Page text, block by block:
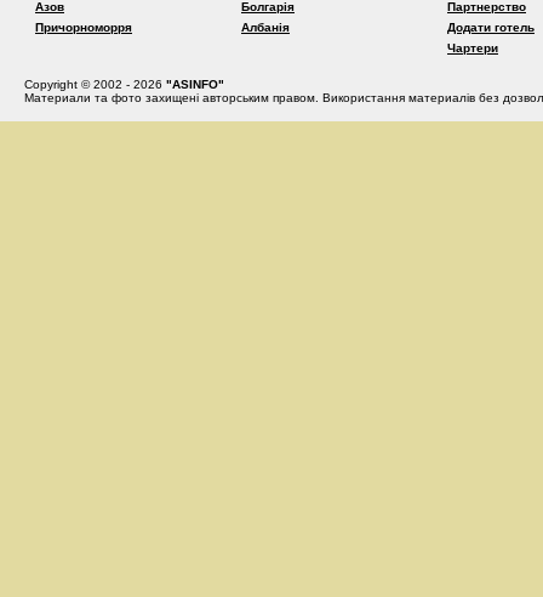
Азов
Причорноморря
Болгарія
Албанія
Партнерство
Додати готель
Чартери
Copyright © 2002 - 2026 "ASINFO"
Материали та фото захищені авторським правом. Використання материалів без